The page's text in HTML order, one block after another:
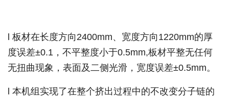
l 板材在长度方向2400mm、宽度方向1220mm的厚
度误差±0.1，不平整度小于0.5mm,板材平整无任何
无扭曲现象，表面及二侧光滑，宽度误差±0.5mm。
l 本机组实现了在整个挤出过程中的不改变分子链的